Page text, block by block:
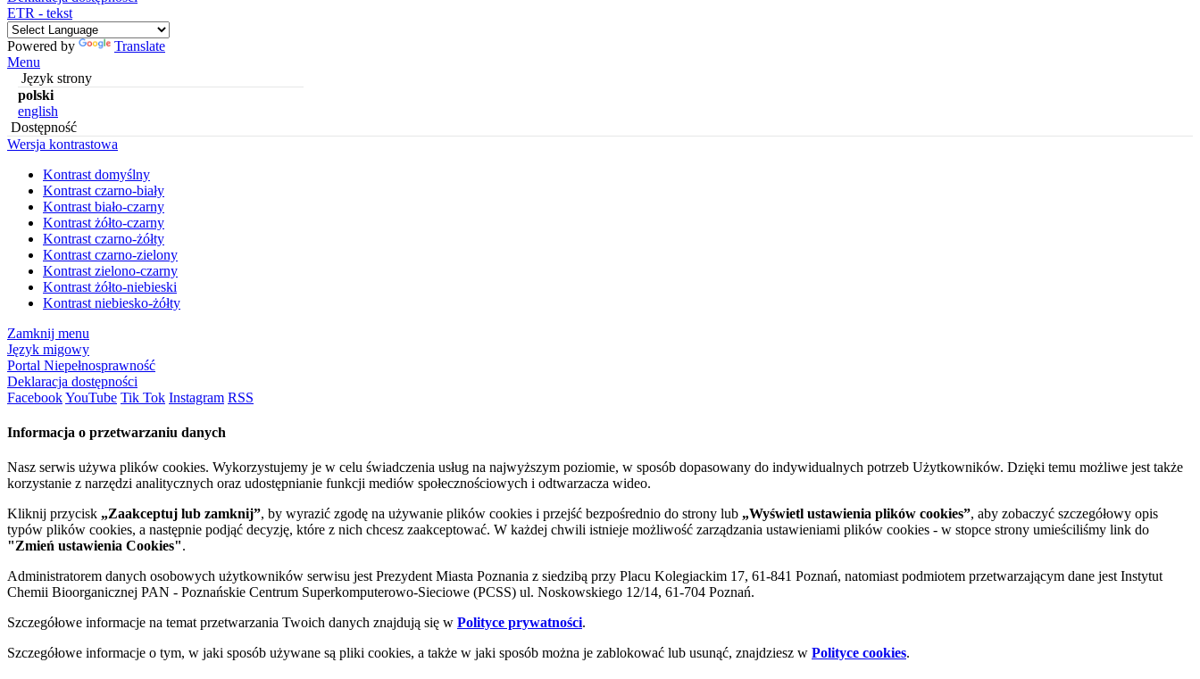
ETR - tekst
Powered by
Translate
Menu
Język strony
polski
english
Dostępność
Wersja kontrastowa
Kontrast domyślny
Kontrast czarno-biały
Kontrast biało-czarny
Kontrast żółto-czarny
Kontrast czarno-żółty
Kontrast czarno-zielony
Kontrast zielono-czarny
Kontrast żółto-niebieski
Kontrast niebiesko-żółty
Zamknij menu
Język migowy
Portal Niepełnosprawność
Deklaracja dostępności
FacebookYouTube Tik Tok Instagram RSS
Informacja o przetwarzaniu danych
Nasz serwis używa plików cookies. Wykorzystujemy je w celu świadczenia usług na najwyższym poziomie, w sposób dopasowany do indywidualnych potrzeb Użytkowników. Dzięki temu możliwe jest także
korzystanie z narzędzi analitycznych oraz udostępnianie funkcji mediów społecznościowych i odtwarzacza wideo.
Kliknij przycisk „Zaakceptuj lub zamknij”, by wyrazić zgodę na używanie plików cookies i przejść bezpośrednio do strony lub „Wyświetl ustawienia plików cookies”, aby zobaczyć szczegółowy opis
typów plików cookies, a następnie podjąć decyzję, które z nich chcesz zaakceptować. W każdej chwili istnieje możliwość zarządzania ustawieniami plików cookies - w stopce strony umieściliśmy link do
"Zmień ustawienia Cookies".
Administratorem danych osobowych użytkowników serwisu jest Prezydent Miasta Poznania z siedzibą przy Placu Kolegiackim 17, 61-841 Poznań, natomiast podmiotem przetwarzającym dane jest Instytut
Chemii Bioorganicznej PAN - Poznańskie Centrum Superkomputerowo-Sieciowe (PCSS) ul. Noskowskiego 12/14, 61-704 Poznań.
Szczegółowe informacje na temat przetwarzania Twoich danych znajdują się w Polityce prywatności.
Szczegółowe informacje o tym, w jaki sposób używane są pliki cookies, a także w jaki sposób można je zablokować lub usunąć, znajdziesz w Polityce cookies.